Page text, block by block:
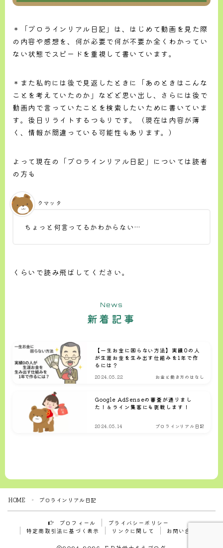
＊「プロラインリアル日記」は、はじめて動画を見た際
の内容や感想を、何が必要で何が不要か全くわかってい
ない状態でスピードを重視して書いています。
＊また私的には後で見返したときに「あのときはこんな
ことを考えていたのか」などど思い出し、さらには後で
動画内で言っていたことを検索したいために書いていま
す。後日リライトするつもりです。（現在は内容が薄
く、情報が間違っている可能性もあります。）
よって現在の「プロラインリアル日記」については読者
の方も
ちょっと何言ってるかわからない…
クマッタ
くらいで読み飛ばしてください。
News
新着記事
【一生お金に困らない方法】実績0の人
が生涯お金を生み出す仕組みを1年で作
るには？
2024.05.22 お金と働き方のはなし
Google AdSenseの審査が通りまし
た！＆ライン集客にも挑戦します！
2024.05.14 プロラインリアル日記
HOME ＞ プロラインリアル日記
プロフィール
プライバシーポリシー
特定商取引法に基づく表示
リンクに関して お問い合わせ